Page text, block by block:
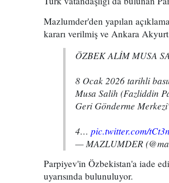
Mazlumder'den yapılan
kararı verilmiş ve Ankara
ÖZBEK ALİM MUSA
8 Ocak 2026 tarihli
Musa Salih (Fazliddin
Geri Gönderme
4… pic.twitter.com/
— MAZLUMDER
Parpiyev'in Özbekistan'a iade
uyarısında bulunuluyor.